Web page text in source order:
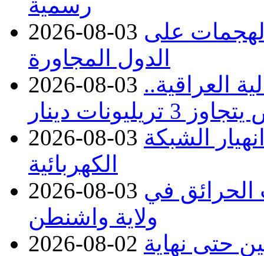
2026-08-03 على
الدول المجاورة
2026-08-03 العراقية..
2026-08-03 الشبكة
الكهربائية
2026-08-03 الحرائق في
ولاية واشنطن
2026-08-02 حتى نهاية